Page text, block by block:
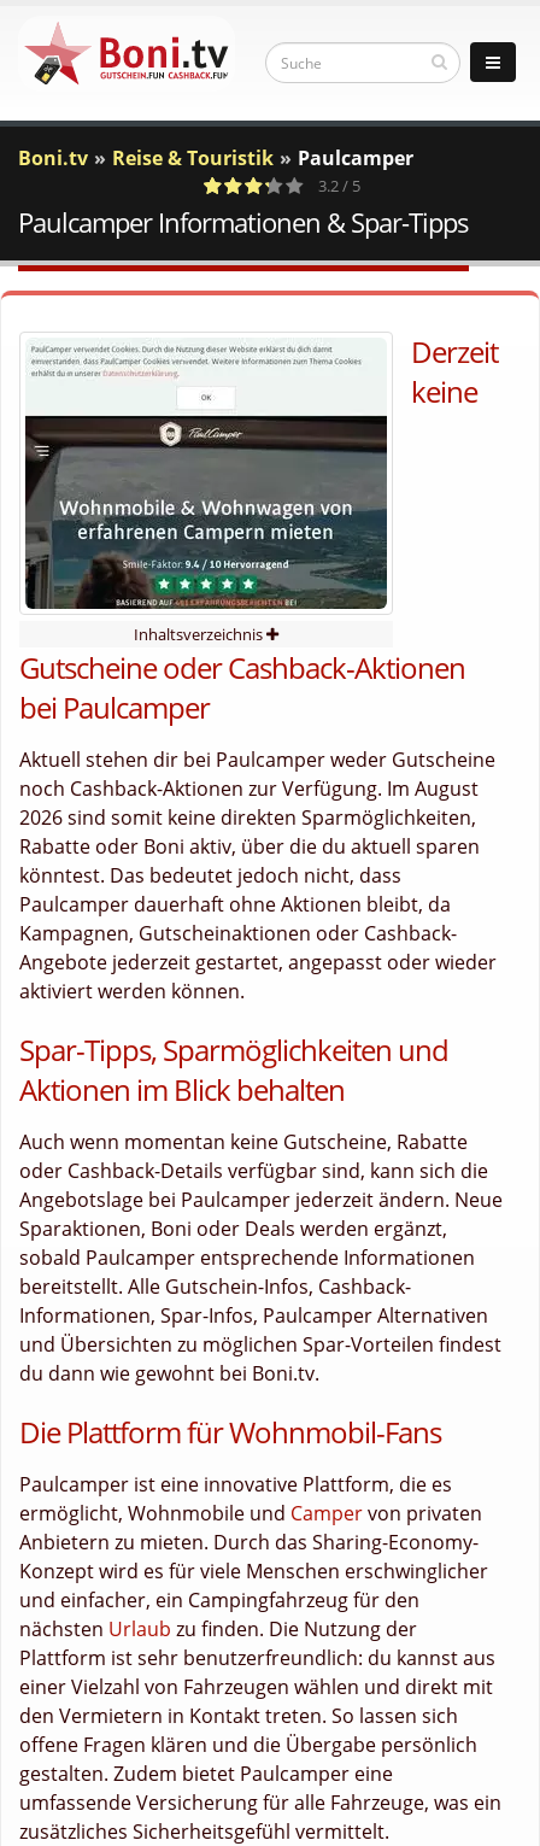
Boni.tv Reise & Touristik Paulcamper
a
c
10
Votes
3.2 / 5
Paulcamper Informationen & Spar-Tipps
Inhaltsverzeichnis
Derzeit
keine
Gutscheine oder Cashback-Aktionen
bei Paulcamper
Aktuell stehen dir bei Paulcamper weder Gutscheine
noch Cashback-Aktionen zur Verfügung. Im August
2026 sind somit keine direkten Sparmöglichkeiten,
Rabatte oder Boni aktiv, über die du aktuell sparen
könntest. Das bedeutet jedoch nicht, dass
Paulcamper dauerhaft ohne Aktionen bleibt, da
Kampagnen, Gutscheinaktionen oder Cashback-
Angebote jederzeit gestartet, angepasst oder wieder
aktiviert werden können.
Spar-Tipps, Sparmöglichkeiten und
Aktionen im Blick behalten
Auch wenn momentan keine Gutscheine, Rabatte
oder Cashback-Details verfügbar sind, kann sich die
Angebotslage bei Paulcamper jederzeit ändern. Neue
Sparaktionen, Boni oder Deals werden ergänzt,
sobald Paulcamper entsprechende Informationen
bereitstellt. Alle Gutschein-Infos, Cashback-
Informationen, Spar-Infos, Paulcamper Alternativen
und Übersichten zu möglichen Spar-Vorteilen findest
du dann wie gewohnt bei Boni.tv.
Die Plattform für Wohnmobil-Fans
Paulcamper ist eine innovative Plattform, die es
ermöglicht, Wohnmobile und Campervon privaten
Anbietern zu mieten. Durch das Sharing-Economy-
Konzept wird es für viele Menschen erschwinglicher
und einfacher, ein Campingfahrzeug für den
nächsten Urlaub zu finden. Die Nutzung der
Plattform ist sehr benutzerfreundlich: du kannst aus
einer Vielzahl von Fahrzeugen wählen und direkt mit
den Vermietern in Kontakt treten. So lassen sich
offene Fragen klären und die Übergabe persönlich
gestalten. Zudem bietet Paulcamper eine
umfassende Versicherung für alle Fahrzeuge, was ein
zusätzliches Sicherheitsgefühl vermittelt.